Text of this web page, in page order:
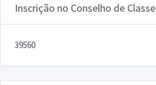
Inscrição no Conselho de Classe
39560